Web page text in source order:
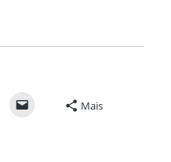
Mais